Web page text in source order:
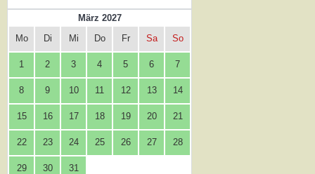
März 2027
Mo
Di Mi Do Fr Sa So
1 2 3 4 5 6 7
8 9 10 11 12 13 14
15 16 17 18 19 20 21
22 23 24 25 26 27 28
29 30 31